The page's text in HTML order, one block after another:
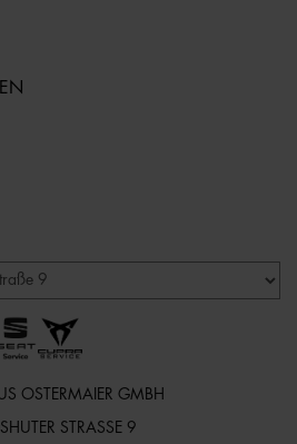
OSTERMAIER GMBH
STRASSE 9